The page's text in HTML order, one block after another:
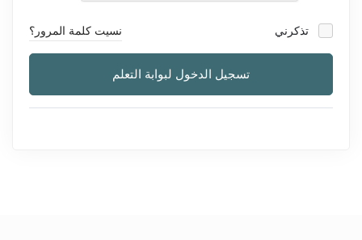
تذكرني نسيت كلمة المرور؟
تسجيل الدخول لبوابة التعلم